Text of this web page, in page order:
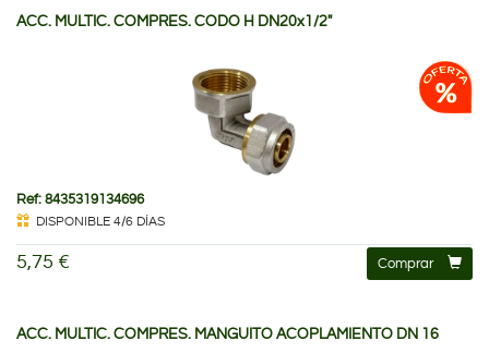
ACC. MULTIC. COMPRES. CODO H DN20x1/2"
Ref: 8435319134696
DISPONIBLE 4/6 DÍAS
5,75 € Comprar
ACC. MULTIC. COMPRES. MANGUITO ACOPLAMIENTO DN 16